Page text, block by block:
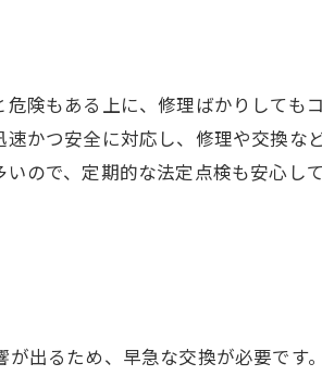
険もある上に、修理ばかりしても
かつ安全に対応し、修理や交換な
ので、定期的な法定点検も安心し
出るため、早急な交換が必要です